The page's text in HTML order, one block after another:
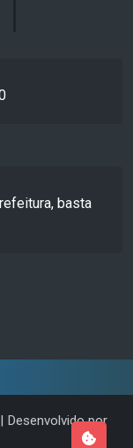
basta
Desenvolvido por